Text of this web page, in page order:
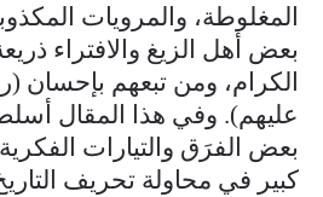
المغلوطة، والمرويات
بعض أهل الزيغ والافتراء
الكرام، ومن تبعهم بإحسان
عليهم). وفي هذا المقال
بعض الفرَق والتيارات الفكرية
كبير في محاولة تحريف